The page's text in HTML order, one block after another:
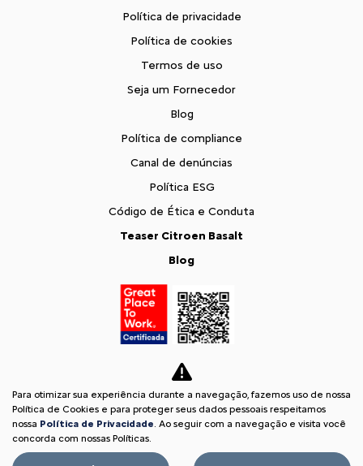
Política de privacidade
Política de cookies
Termos de uso
Seja um Fornecedor
Blog
Política de compliance
Canal de denúncias
Política ESG
Código de Ética e Conduta
Teaser Citroen Basalt
Blog
Desacelere. Seu bem maior é a vida.
Para otimizar sua experiência durante a navegação, fazemos uso de nossa
Política de Cookies e para proteger seus dados pessoais respeitamos
nossa Política de Privacidade. Ao seguir com a navegação e visita você
concorda com nossas Políticas.